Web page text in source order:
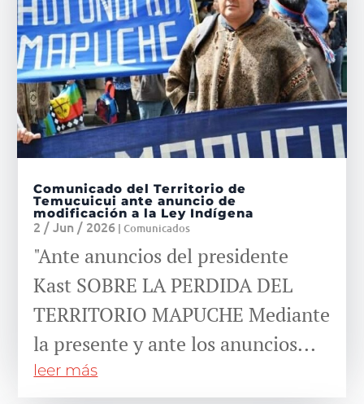
Comunicado del Territorio de
Temucuicui ante anuncio de
modificación a la Ley Indígena
2 / Jun / 2026 |Comunicados
"Ante anuncios del presidente
Kast SOBRE LA PERDIDA DEL
TERRITORIO MAPUCHE Mediante
la presente y ante los anuncios...
leer más